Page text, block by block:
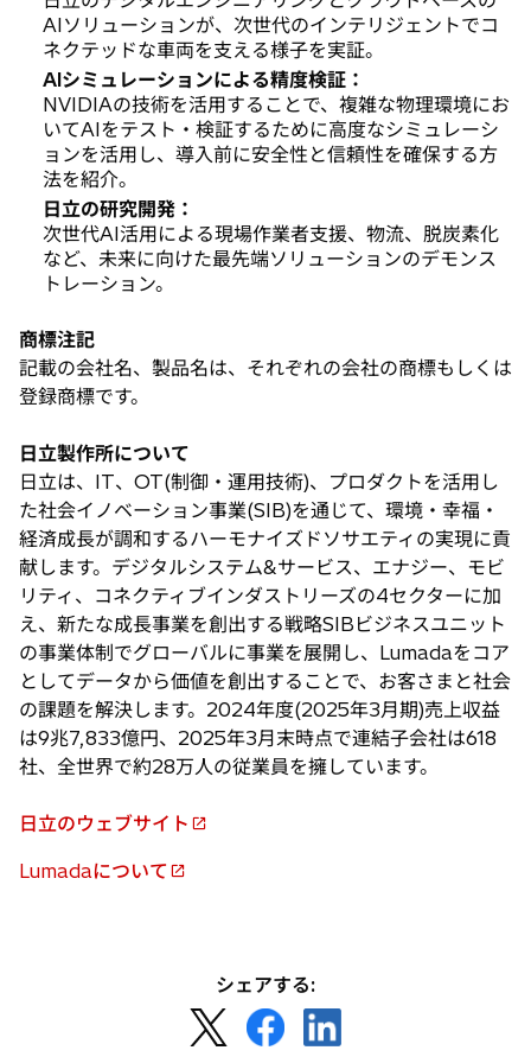
AIソリューションが、次世代のインテリジェントでコ
ネクテッドな車両を支える様子を実証。
AIシミュレーションによる精度検証：
NVIDIAの技術を活用することで、複雑な物理環境にお
いてAIをテスト・検証するために高度なシミュレーシ
ョンを活用し、導入前に安全性と信頼性を確保する方
法を紹介。
日立の研究開発：
次世代AI活用による現場作業者支援、物流、脱炭素化
など、未来に向けた最先端ソリューションのデモンス
トレーション。
商標注記
記載の会社名、製品名は、それぞれの会社の商標もしくは
登録商標です。
日立製作所について
日立は、IT、OT(制御・運用技術)、プロダクトを活用し
た社会イノベーション事業(SIB)を通じて、環境・幸福・
経済成長が調和するハーモナイズドソサエティの実現に貢
献します。デジタルシステム&サービス、エナジー、モビ
リティ、コネクティブインダストリーズの4セクターに加
え、新たな成長事業を創出する戦略SIBビジネスユニット
の事業体制でグローバルに事業を展開し、Lumadaをコア
としてデータから価値を創出することで、お客さまと社会
の課題を解決します。2024年度(2025年3月期)売上収益
は9兆7,833億円、2025年3月末時点で連結子会社は618
社、全世界で約28万人の従業員を擁しています。
日立のウェブサイト
新
し
Lumadaについて
新
シェアする:
し
新
し